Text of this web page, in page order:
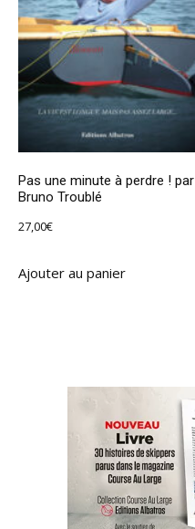
Pas une minute à perdre ! par
Bruno Troublé
27,00€
Ajouter au panier